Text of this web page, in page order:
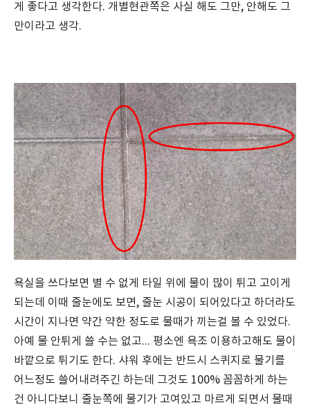
게 좋다고 생각한다. 개별현관쪽은 사실 해도 그만, 안해도 그
만이라고 생각.
욕실을 쓰다보면 별 수 없게 타일 위에 물이 많이 튀고 고이게
되는데 이때 줄눈에도 보면, 줄눈 시공이 되어있다고 하더라도
시간이 지나면 약간 약한 정도로 물때가 끼는걸 볼 수 있었다.
아예 물 안튀게 쓸 수는 없고... 평소엔 욕조 이용하고해도 물이
바깥으로 튀기도 한다. 샤워 후에는 반드시 스퀴지로 물기를
어느정도 쓸어내려주긴 하는데 그것도 100% 꼼꼼하게 하는
건 아니다보니 줄눈쪽에 물기가 고여있고 마르게 되면서 물때